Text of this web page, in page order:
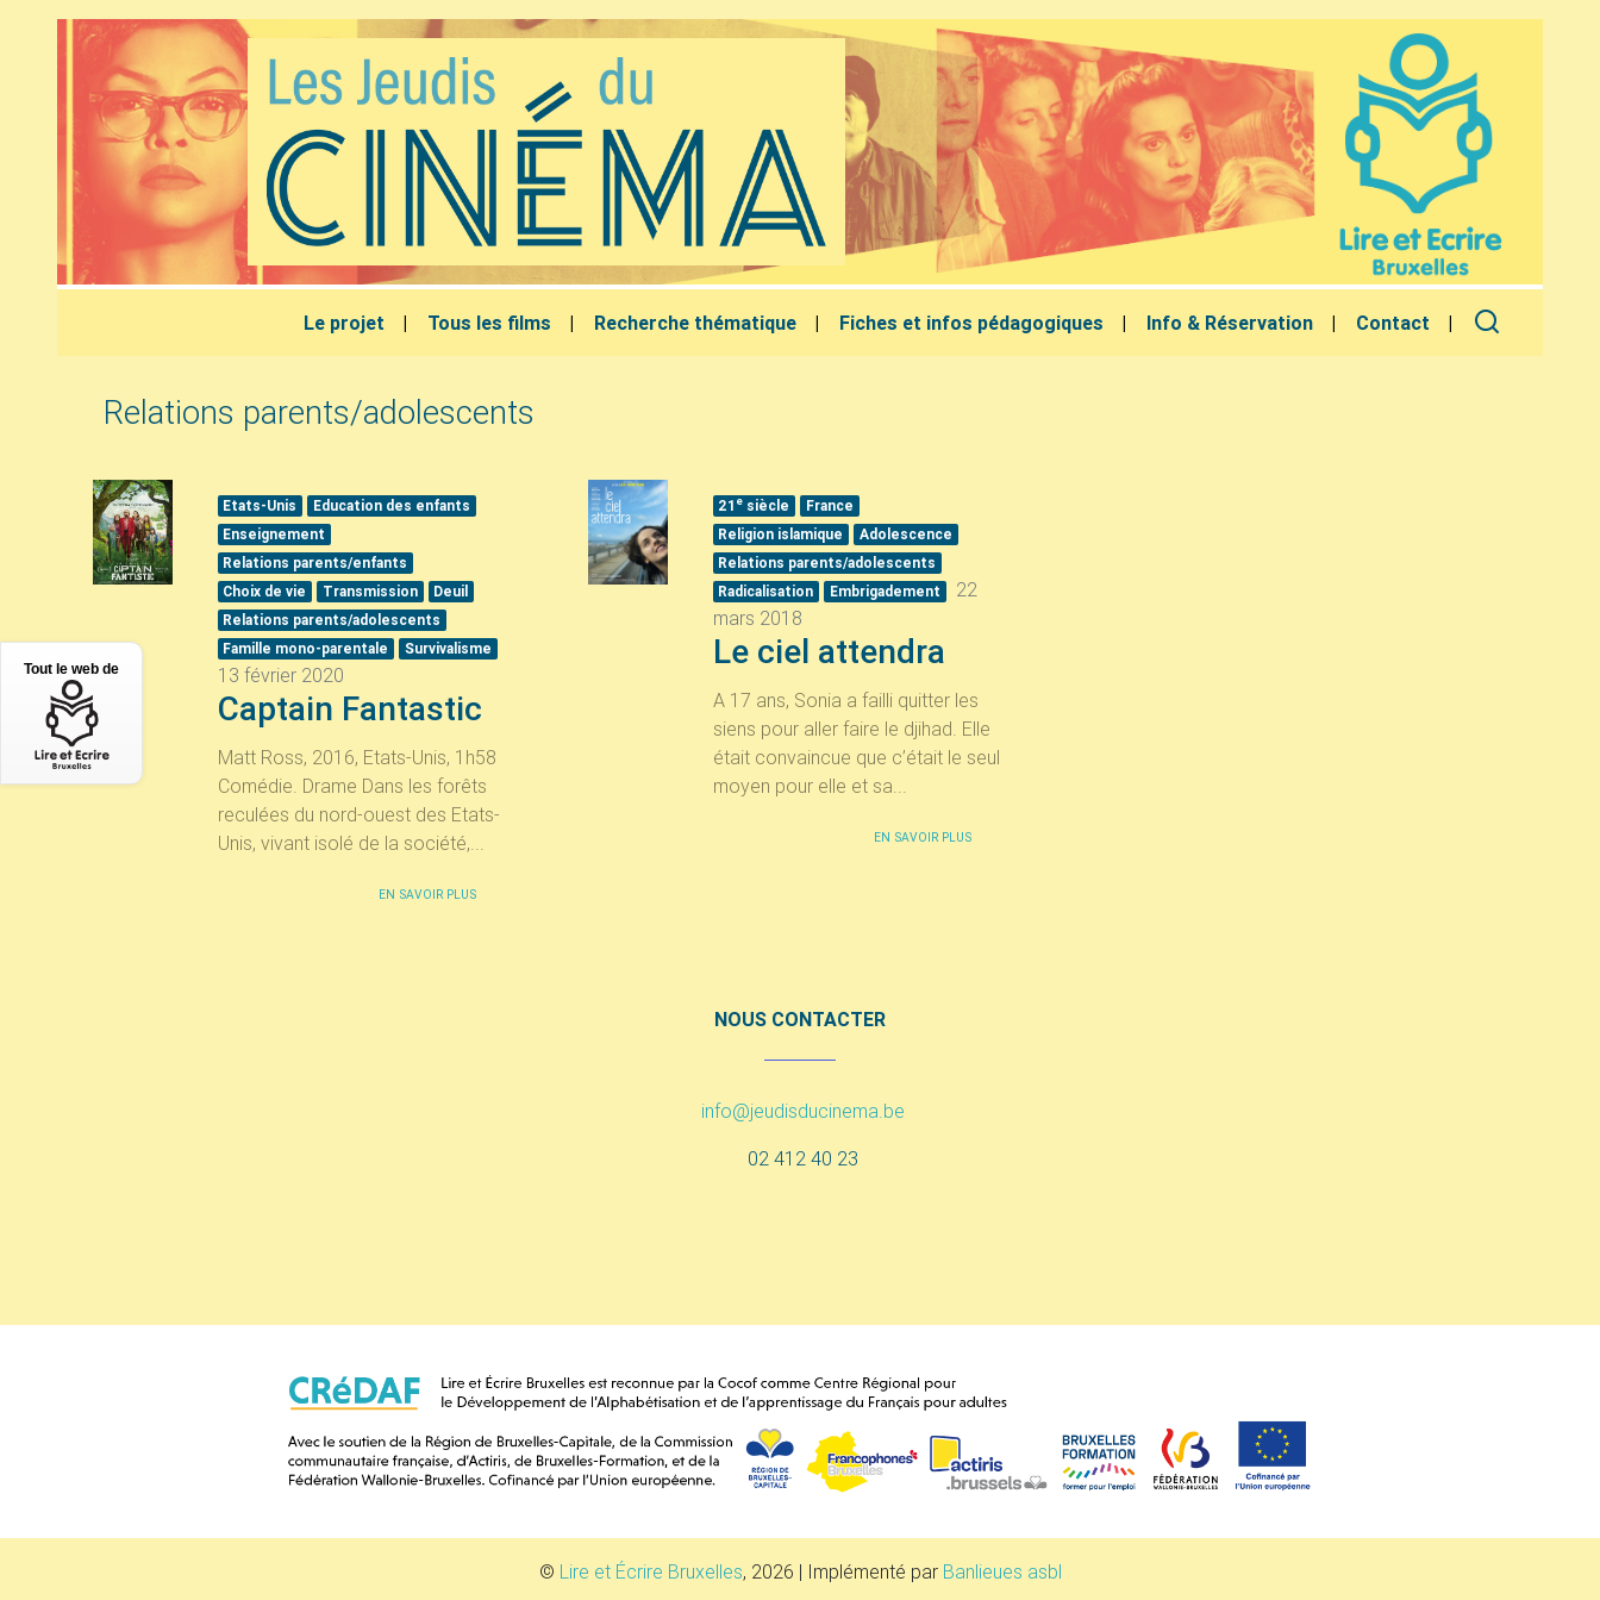
Le projet Tous les films Recherche thématique Fiches et infos pédagogiques Info & Réservation Contact
Relations parents/adolescents
Etats-Unis
Education des enfants
Enseignement
Relations parents/enfants
Choix de vie
Transmission
Deuil
Relations parents/adolescents
Famille mono-parentale
Survivalisme
13 février 2020
Captain Fantastic
Matt Ross, 2016, Etats-Unis, 1h58
Comédie. Drame Dans les forêts
reculées du nord-ouest des Etats-
Unis, vivant isolé de la société,...
EN SAVOIR PLUS
21 e siècle
France
Religion islamique
Adolescence
Relations parents/adolescents
Radicalisation
Embrigadement
22
mars 2018
Le ciel attendra
A 17 ans, Sonia a failli quitter les
siens pour aller faire le djihad. Elle
était convaincue que c’était le seul
moyen pour elle et sa...
EN SAVOIR PLUS
NOUS CONTACTER
info@jeudisducinema.be
02 412 40 23
© Lire et Écrire Bruxelles, 2026 | Implémenté par Banlieues asbl
Tout le web de